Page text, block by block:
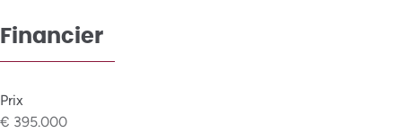
Financier
Prix
€ 395.000